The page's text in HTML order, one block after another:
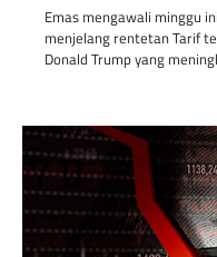
Emas mengawali minggu
menjelang rentetan Tarif
Donald Trump yang